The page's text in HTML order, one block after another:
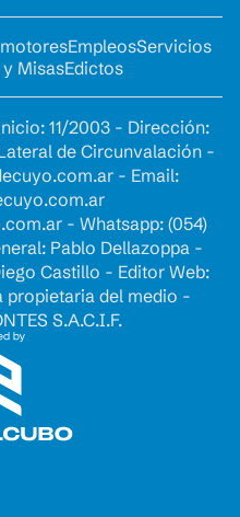
EmpleosServicios
MisasEdictos
11/2003 - Dirección:
de Circunvalación -
- Email:
- Whatsapp: (054)
Pablo Dellazoppa -
Castillo - Editor Web:
propietaria del medio -
S.A.C.I.F.